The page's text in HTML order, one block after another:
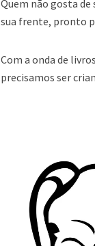
Quem não gosta
sua frente, pronto
Com a onda de
precisamos ser